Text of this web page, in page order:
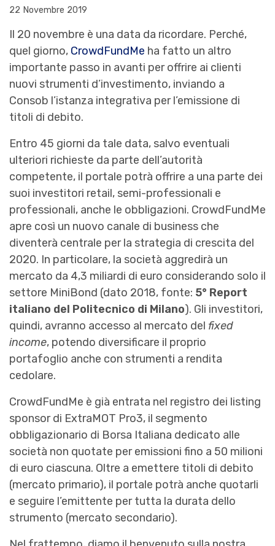
22 Novembre 2019
Il 20 novembre è una data da ricordare. Perché,
quel giorno, CrowdFundMe ha fatto un altro
importante passo in avanti per offrire ai clienti
nuovi strumenti d’investimento, inviando a
Consob l’istanza integrativa per l’emissione di
titoli di debito.
Entro 45 giorni da tale data, salvo eventuali
ulteriori richieste da parte dell’autorità
competente, il portale potrà offrire a una parte dei
suoi investitori retail, semi-professionali e
professionali, anche le obbligazioni. CrowdFundMe
apre così un nuovo canale di business che
diventerà centrale per la strategia di crescita del
2020. In particolare, la società aggredirà un
mercato da 4,3 miliardi di euro considerando solo il
settore MiniBond (dato 2018, fonte: 5° Report
italiano del Politecnico di Milano). Gli investitori,
quindi, avranno accesso al mercato del fixed
income, potendo diversificare il proprio
portafoglio anche con strumenti a rendita
cedolare.
CrowdFundMe è già entrata nel registro dei listing
sponsor di ExtraMOT Pro3, il segmento
obbligazionario di Borsa Italiana dedicato alle
società non quotate per emissioni fino a 50 milioni
di euro ciascuna. Oltre a emettere titoli di debito
(mercato primario), il portale potrà anche quotarli
e seguire l’emittente per tutta la durata dello
strumento (mercato secondario).